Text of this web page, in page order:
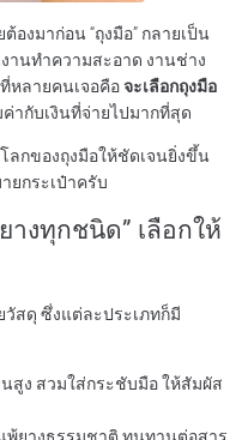
งมาก่อน “ถุงมือ” กลายเป็น
านทำความสะอาด งานช่าง
หลายคนเจอคือจะเลือกถุงมือ
ากับเงินที่จ่ายไปมากที่สุด
ลกของถุงมือให้ชัดเจนยิ่งขึ้น
ยกระเป๋าครับ
างทุกชนิด” เลือกให้
สดุ ซึ่งแต่ละประเภทก็มี
สูง สวมใส่กระชับมือ ให้สัมผัส